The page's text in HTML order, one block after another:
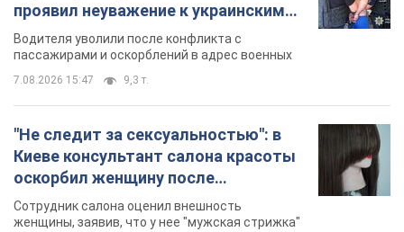
проявил неуважение к украинским
военным и поплатился за это.
Видео
Водителя уволили после конфликта с
пассажирами и оскорблений в адрес военных
7.08.2026 15:47 9,3 т.
"Не следит за сексуальностью": в
Киеве консультант салона красоты
оскорбил женщину после
химиотерапии, разгорелся скандал.
Фото
Сотрудник салона оценил внешность
женщины, заявив, что у нее "мужская стрижка"